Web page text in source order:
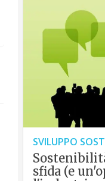
SVILUPPO
sfida (e